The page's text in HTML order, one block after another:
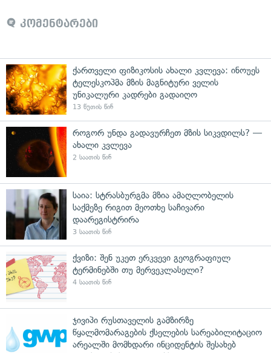
კომენტარები
ქართველი ფიზიკოსის ახალი კვლევა: ინოუეს
ტელესკოპმა მზის მაგნიტური ველის
უნიკალური კადრები გადაიღო
13 წუთის წინ
როგორ უნდა გადავურჩეთ მზის სიკვდილს? —
ახალი კვლევა
2 საათის წინ
საია: სტრასბურგმა მზია ამაღლობელის
საქმეზე რიგით მეოთხე საჩივარი
დაარეგისტრირა
3 საათის წინ
ქვიზი: შენ უკეთ ერკვევი გეოგრაფიულ
ტერმინებში თუ მერვეკლასელი?
4 საათის წინ
ჯივიპი რუსთაველის გამზირზე
წყალმომარაგების ქსელების სარეაბილიტაციო
არეალში მომხდარი ინციდენტის შესახებ